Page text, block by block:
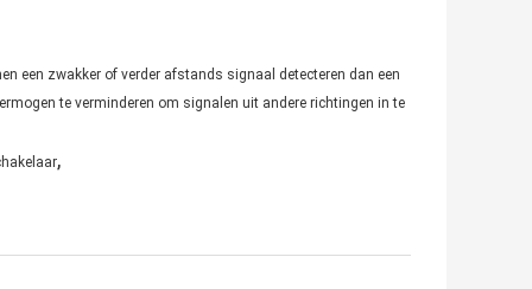
een zwakker of verder afstands signaal detecteren dan een
te verminderen om signalen uit andere richtingen in te
,